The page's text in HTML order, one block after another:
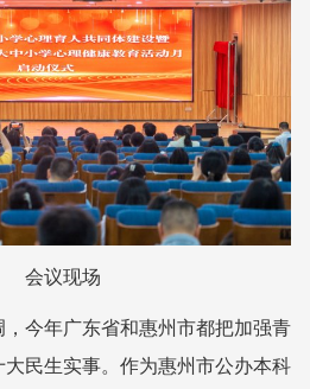
会议现场
今年广东省和惠州市都把加强青
民生实事。作为惠州市公办本科